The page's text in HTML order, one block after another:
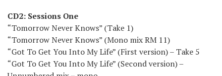
CD2: Sessions One
“Tomorrow Never Knows” (Take 1)
“Tomorrow Never Knows” (Mono mix RM 11)
“Got To Get You Into My Life” (First version) – Take 5
“Got To Get You Into My Life” (Second version) –